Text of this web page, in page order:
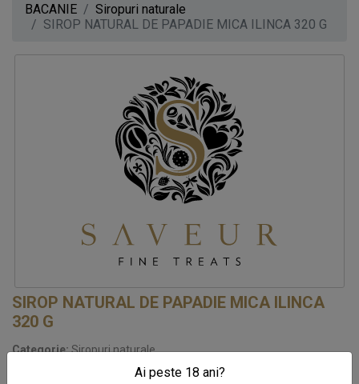
BACANIE
Siropuri naturale
SIROP NATURAL DE PAPADIE MICA ILINCA 320 G
SIROP NATURAL DE PAPADIE MICA ILINCA
320 G
Categorie:Siropuri naturale
Ai peste 18 ani?